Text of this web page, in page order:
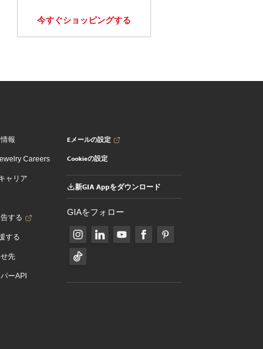
今すぐショッピングする
報
Careers
ャリア
する
する
先
ーAPI
Eメールの設定
Cookieの設定
新GIA Appをダウンロード
GIAをフォロー